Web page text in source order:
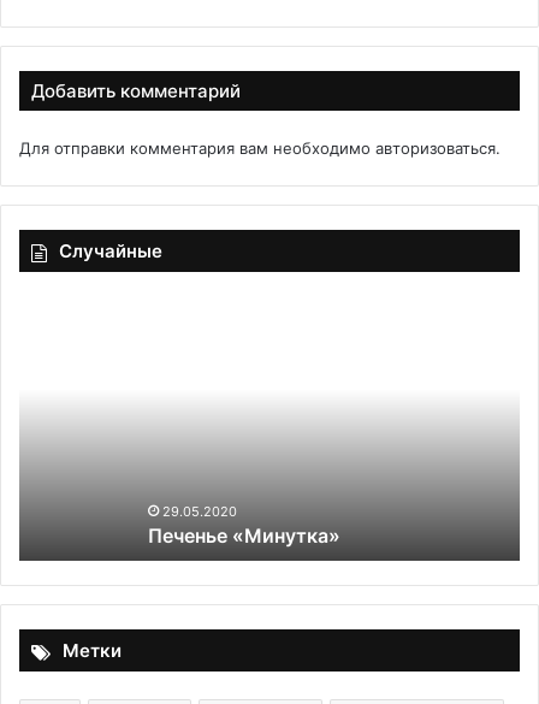
Добавить комментарий
Для отправки комментария вам необходимо авторизоваться.
Случайные
Печенье «Минутка»
Метки